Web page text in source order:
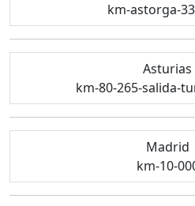
km-astorga-
Asturias
km-80-265-salida-
Madrid
km-10-